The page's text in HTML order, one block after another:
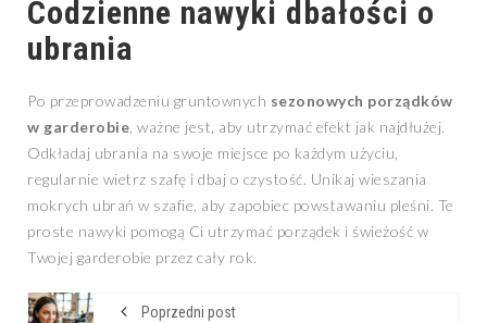
Codzienne nawyki dbałości o
ubrania
Po przeprowadzeniu gruntownych sezonowych porządków
w garderobie , ważne jest, aby utrzymać efekt jak najdłużej.
Odkładaj ubrania na swoje miejsce po każdym użyciu,
regularnie wietrz szafę i dbaj o czystość. Unikaj wieszania
mokrych ubrań w szafie, aby zapobiec powstawaniu pleśni. Te
proste nawyki pomogą Ci utrzymać porządek i świeżość w
Twojej garderobie przez cały rok.
Poprzedni post